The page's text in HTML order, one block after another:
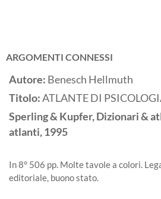
ARGOMENTI CONNESSI
Autore: Benesch Hellmuth
Titolo:ATLANTE DI
Sperling & Kupfer, Dizionari &
atlanti,1995
In 8° 506 pp. Molte tavole a colori.
editoriale, buono stato.